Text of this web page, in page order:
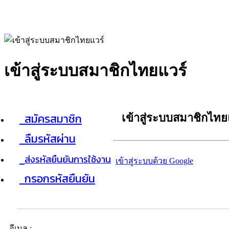
เข้าสู่ระบบสมาชิกไทยแวร์
สมัครสมาชิก
ลืมรหัสผ่าน
ส่งรหัสยืนยันการใช้งาน
กรอกรหัสยืนยัน
เข้าสู่ระบบสมาชิกไท
เข้าสู่ระบบด้วย Google